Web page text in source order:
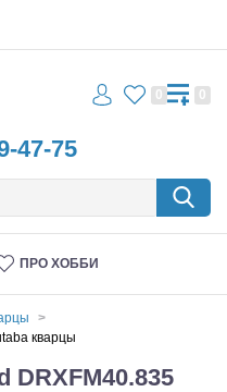
47-75
0 0
ПРО ХОББИ
кварцы
DRXFM40.835